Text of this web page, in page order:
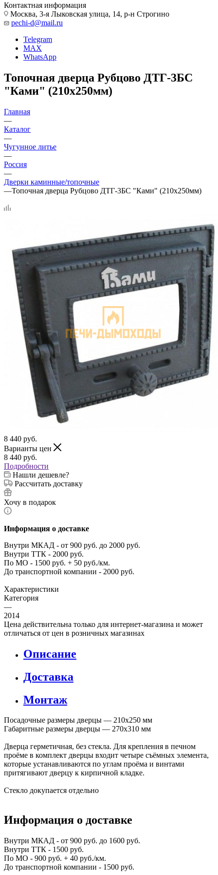
Контактная информация
Москва, 3-я Лыковская улица, 14, р-н Строгино
pechi-d@mail.ru
Telegram
MAX
WhatsApp
Топочная дверца Рубцово ДТГ-3БС
"Ками" (210х250мм)
Главная
—
Каталог
—
Чугунное литье
—
Россия
—
Дверки каминные/топочные
—Топочная дверца Рубцово ДТГ-3БС "Ками" (210х250мм)
8 440 руб.
Варианты цен
8 440 руб.
Подробности
Нашли дешевле?
Рассчитать доставку
Хочу в подарок
Информация о доставке
Внутри МКАД - от 900 руб. до 2000 руб.
Внутри ТТК - 2000 руб.
По МО - 1500 руб. + 50 руб./км.
До транспортной компании - 2000 руб.
Характеристики
Категория
—
2014
Цена действительна только для интернет-магазина и может
отличаться от цен в розничных магазинах
Описание
Доставка
Монтаж
Посадочные размеры дверцы — 210х250 мм
Габаритные размеры дверцы — 270х310 мм
Дверца герметичная, без стекла. Для крепления в печном
проёме в комплект дверцы входит четыре съёмных элемента,
которые устанавливаются по углам проёма и винтами
притягивают дверцу к кирпичной кладке.
Стекло докупается отдельно
Информация о доставке
Внутри МКАД - от 900 руб. до 1600 руб.
Внутри ТТК - 1500 руб.
По МО - 900 руб. + 40 руб./км.
До транспортной компании - 1500 руб.